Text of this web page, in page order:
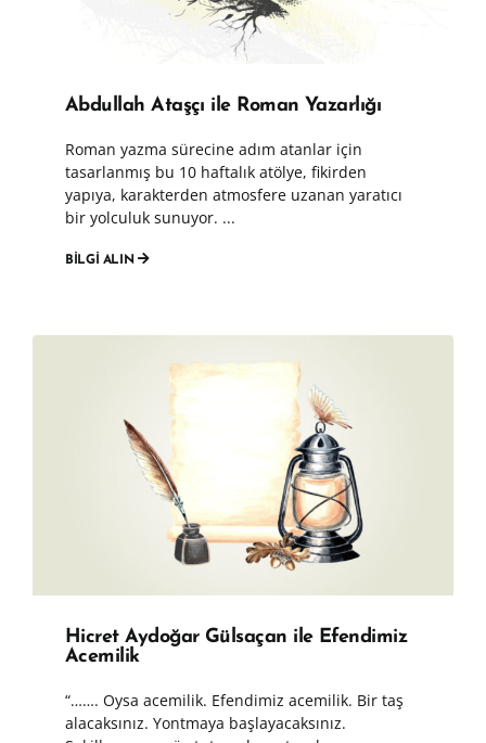
Abdullah Ataşçı ile Roman Yazarlığı
Roman yazma sürecine adım atanlar için
tasarlanmış bu 10 haftalık atölye, fikirden
yapıya, karakterden atmosfere uzanan yaratıcı
bir yolculuk sunuyor. ...
BİLGİ ALIN
Hicret Aydoğar Gülsaçan ile Efendimiz
Acemilik
“……. Oysa acemilik. Efendimiz acemilik. Bir taş
alacaksınız. Yontmaya başlayacaksınız.